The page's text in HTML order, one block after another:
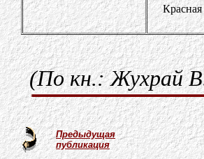
(По кн.: Жухрай
Предыдущая
публикация